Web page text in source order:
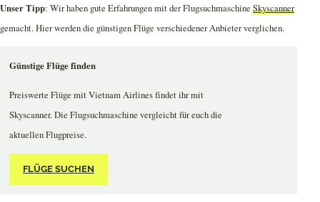
Unser Tipp: Wir haben gute Erfahrungen mit der Flugsuchmaschine Skyscanner
gemacht. Hier werden die günstigen Flüge verschiedener Anbieter verglichen.
Günstige Flüge finden
Preiswerte Flüge mit Vietnam Airlines findet ihr mit
Skyscanner. Die Flugsuchmaschine vergleicht für euch die
aktuellen Flugpreise.
FLÜGE SUCHEN